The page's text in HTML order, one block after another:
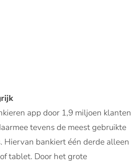
app door 1,9 miljoen klanten
tevens de meest gebruikte
Hiervan bankiert één derde alleen
tablet. Door het grote